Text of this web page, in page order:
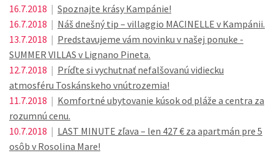
16.7.2018 | Spoznajte krásy Kampánie!
16.7.2018 | Náš dnešný tip – villaggio MACINELLE v Kampánii.
13.7.2018 | Predstavujeme vám novinku v našej ponuke -
SUMMER VILLAS v Lignano Pineta.
12.7.2018 | Príďte si vychutnať nefalšovanú vidiecku
atmosféru Toskánskeho vnútrozemia!
11.7.2018 | Komfortné ubytovanie kúsok od pláže a centra za
rozumnú cenu.
10.7.2018 | LAST MINUTE zľava – len 427 € za apartmán pre 5
osôb v Rosolina Mare!